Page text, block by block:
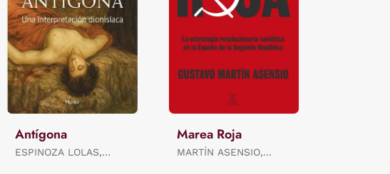
Antígona
ESPINOZA LOLAS,
Marea Roja
MARTÍN ASENSIO,